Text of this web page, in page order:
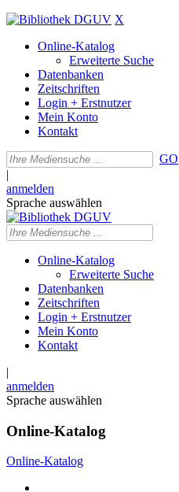
X
Online-Katalog
Erweiterte Suche
Datenbanken
Zeitschriften
Login + Erstnutzer
Mein Konto
Kontakt
GO
|
anmelden
Sprache auswählen
Online-Katalog
Erweiterte Suche
Datenbanken
Zeitschriften
Login + Erstnutzer
Mein Konto
Kontakt
|
anmelden
Sprache auswählen
Online-Katalog
Online-Katalog